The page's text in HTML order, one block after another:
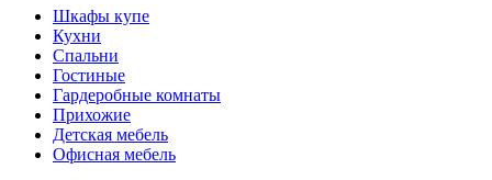
Шкафы купе
Кухни
Спальни
Гостиные
Гардеробные комнаты
Прихожие
Детская мебель
Офисная мебель